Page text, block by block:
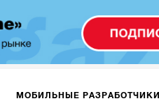
МОБИЛЬНЫЕ РАЗРАБОТЧИКИ